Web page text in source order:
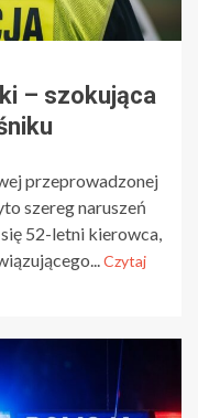
– szokująca
przeprowadzonej
szereg naruszeń
52-letni kierowca,
Czytaj